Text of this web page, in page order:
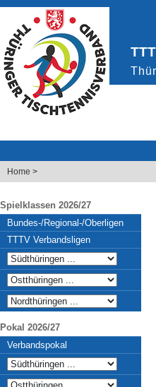
Home >
Spielklassen 2026/27
Bundes-/Regional-/Oberligen
TTTV Verbandsligen
Pokal 2026/27
Verbandspokal